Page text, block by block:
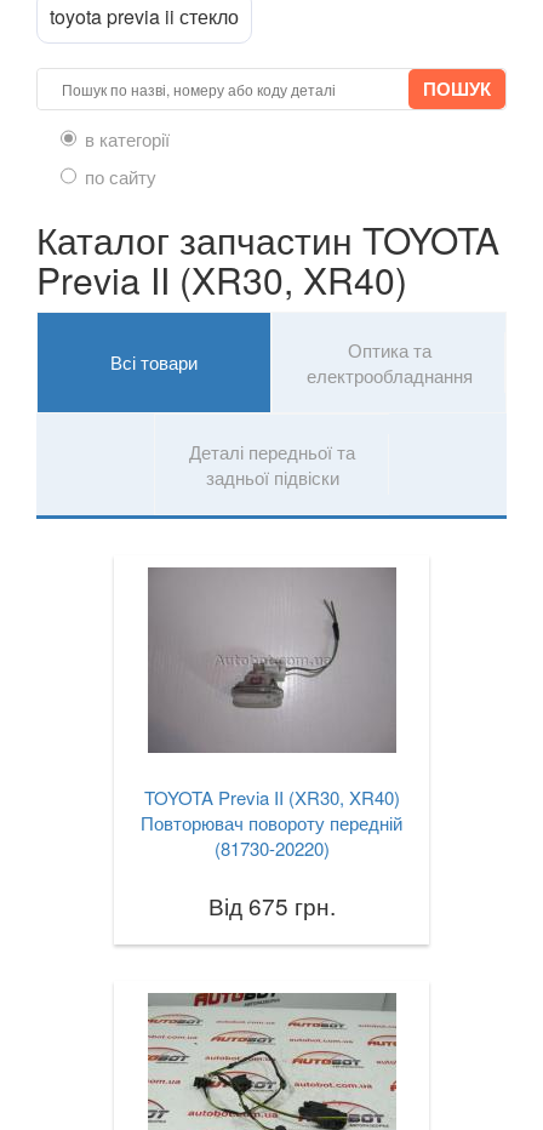
Prius IV (ZVW50)
RAV4 IV (XA40)
Yaris III (P13, XP130)
VOLKSWAGEN
VOLVO
В наявності! keyboard_arrow_down
toyota previa ii стекло
в категорії
по сайту
Каталог запчастин TOYOTA
Previa II (XR30, XR40)
Всі товари
Оптика та
електрообладнання
Деталі передньої та
задньої підвіски
TOYOTA Previa II (XR30, XR40)
Повторювач повороту передній
(81730-20220)
Від 675 грн.